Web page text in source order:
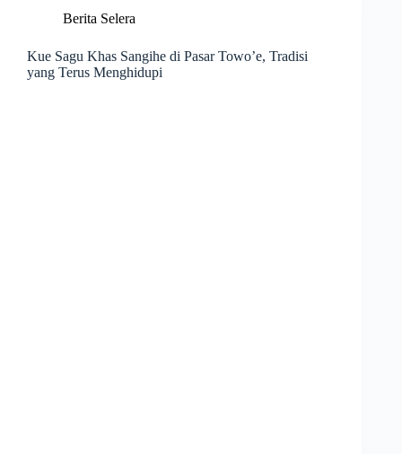
Berita Selera
Kue Sagu Khas Sangihe di Pasar Towo’e, Tradisi
yang Terus Menghidupi